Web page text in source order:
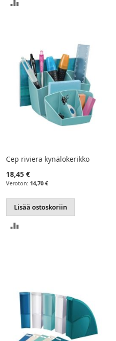
Cep riviera kynälokerikko
18,45 €
14,70 €
Lisää ostoskoriin